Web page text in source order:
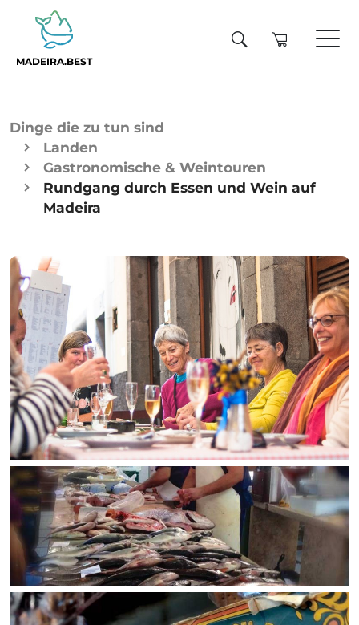
MADEIRA.BEST
Dinge die zu tun sind
Landen
Gastronomische & Weintouren
Rundgang durch Essen und Wein auf
Madeira